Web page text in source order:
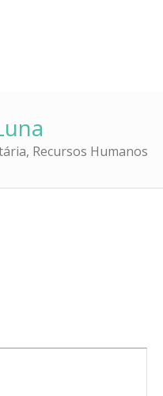
Recursos Humanos